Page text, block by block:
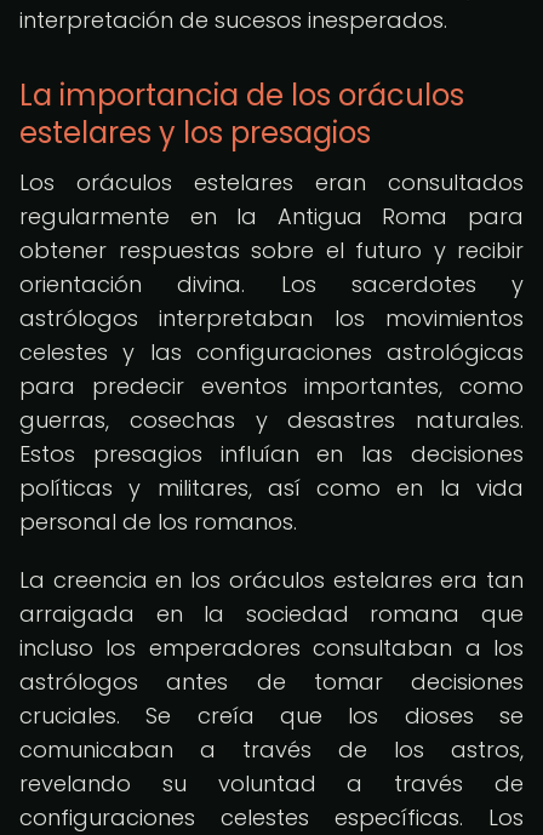
interpretación de sucesos inesperados.
La importancia de los oráculos
estelares y los presagios
Los oráculos estelares eran consultados
regularmente en la Antigua Roma para
obtener respuestas sobre el futuro y recibir
orientación divina. Los sacerdotes y
astrólogos interpretaban los movimientos
celestes y las configuraciones astrológicas
para predecir eventos importantes, como
guerras, cosechas y desastres naturales.
Estos presagios influían en las decisiones
políticas y militares, así como en la vida
personal de los romanos.
La creencia en los oráculos estelares era tan
arraigada en la sociedad romana que
incluso los emperadores consultaban a los
astrólogos antes de tomar decisiones
cruciales. Se creía que los dioses se
comunicaban a través de los astros,
revelando su voluntad a través de
configuraciones celestes específicas. Los